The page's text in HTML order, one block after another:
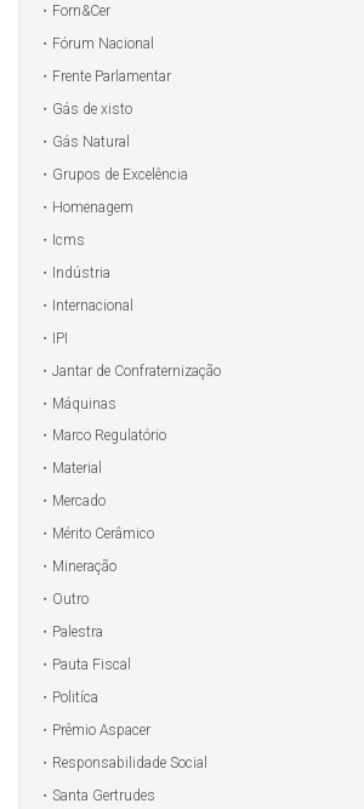
Forn&Cer
Fórum Nacional
Frente Parlamentar
Gás de xisto
Gás Natural
Grupos de Excelência
Homenagem
Icms
Indústria
Internacional
IPI
Jantar de Confraternização
Máquinas
Marco Regulatório
Material
Mercado
Mérito Cerâmico
Mineração
Outro
Palestra
Pauta Fiscal
Politíca
Prêmio Aspacer
Responsabilidade Social
Santa Gertrudes